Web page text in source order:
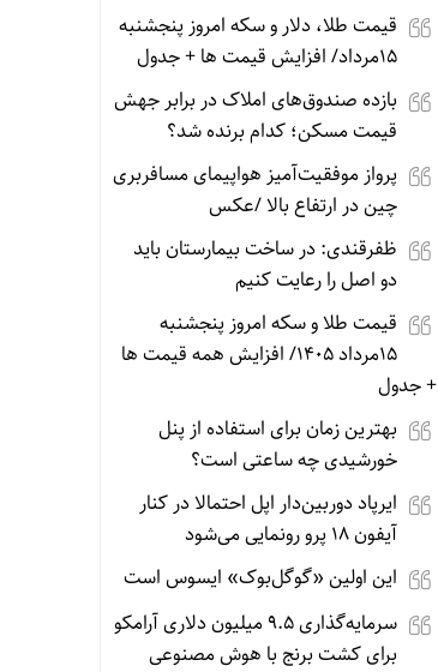
قیمت طلا، دلار و سکه امروز پنجشنبه
15مرداد/ افزایش قیمت ها + جدول
بازده صندوق‌های املاک در برابر جهش
قیمت مسکن؛ کدام برنده شد؟
پرواز موفقیت‌آمیز هواپیمای مسافربری
چین در ارتفاع بالا /عکس
ظفرقندی: در ساخت بیمارستان باید
دو اصل را رعایت کنیم
قیمت طلا و سکه امروز پنجشنبه
15مرداد 1405/ افزایش همه قیمت ها
+ جدول
بهترین زمان برای استفاده از پنل
خورشیدی چه ساعتی است؟
ایرپاد دوربین‌دار اپل احتمالا در کنار
آیفون ۱۸ پرو رونمایی می‌شود
این اولین «گوگل‌بوک» ایسوس است
سرمایه‌گذاری ۹.۵ میلیون دلاری آرامکو
برای کشت برنج با هوش مصنوعی